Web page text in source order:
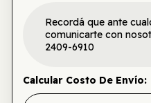
Recordá que ante
comunicarte con
2409-6910
Calcular Costo De Envío: